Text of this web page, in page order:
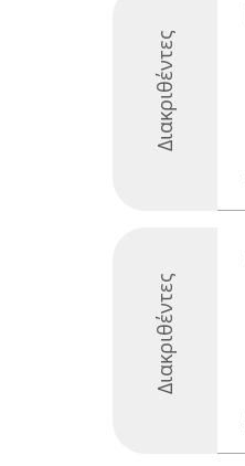
Διακριθέντες
Διακριθέντες